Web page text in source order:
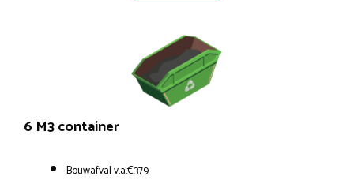
6 M3 container
Bouwafval v.a.€379